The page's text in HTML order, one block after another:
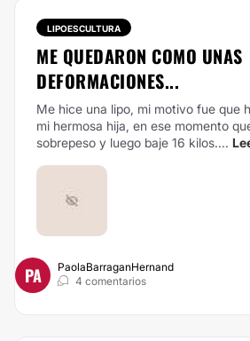
LIPOESCULTURA
ME QUEDARON COMO UNAS
DEFORMACIONES...
Me hice una lipo, mi motivo fue que
mi hermosa hija, en ese momento
sobrepeso y luego baje 16 kilos....
PA
PaolaBarraganHernand
4 comentarios